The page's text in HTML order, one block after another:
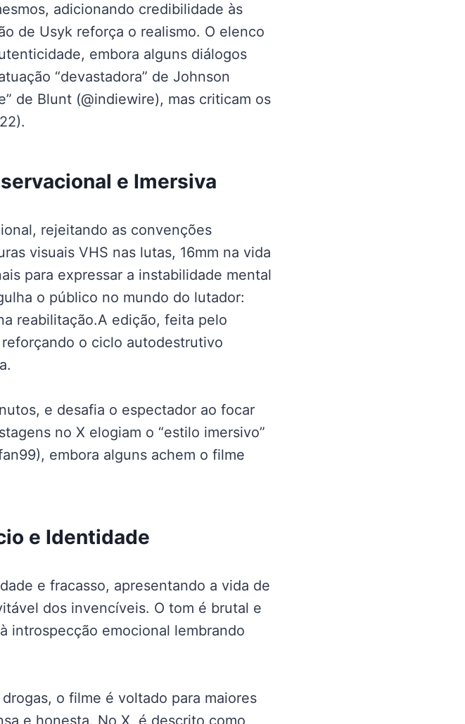
adicionando credibilidade às
de Usyk reforça o realismo. O elenco
embora alguns diálogos
“devastadora” de Johnson
de Blunt (@indiewire), mas criticam os
e Imersiva
rejeitando as convenções
visuais VHS nas lutas, 16mm na vida
para expressar a instabilidade mental
o público no mundo do lutador:
reabilitação.A edição, feita pelo
o ciclo autodestrutivo
e desafia o espectador ao focar
no X elogiam o “estilo imersivo”
embora alguns achem o filme
e Identidade
e fracasso, apresentando a vida de
dos invencíveis. O tom é brutal e
introspecção emocional lembrando
o filme é voltado para maiores
e honesta. No X, é descrito como